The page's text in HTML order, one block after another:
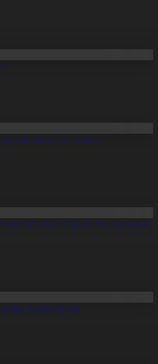
сайлауы – саяси
насихат жұмыстарын жалғастырып
пысықталды